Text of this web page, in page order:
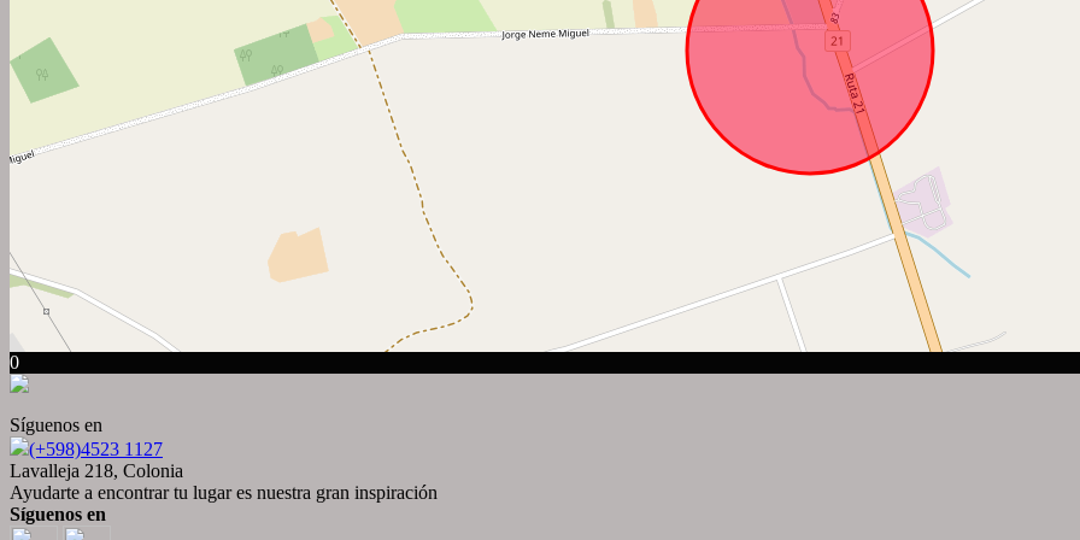
0
Síguenos en
(+598)4523 1127
Lavalleja 218, Colonia
Ayudarte a encontrar tu lugar es nuestra gran inspiración
Síguenos en